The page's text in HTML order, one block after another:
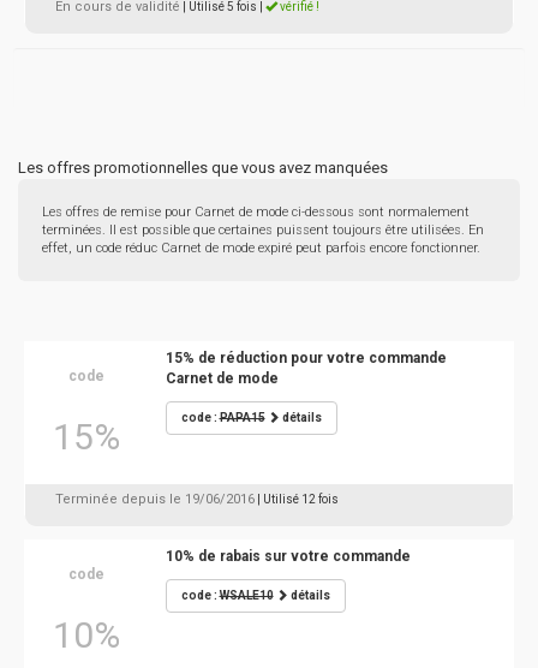
En cours de validité | Utilisé 5 fois vérifié !
Les offres promotionnelles que vous avez manquées
Les offres de remise pour Carnet de mode ci-dessous sont normalement
terminées. Il est possible que certaines puissent toujours être utilisées. En
effet, un code réduc Carnet de mode expiré peut parfois encore fonctionner.
code
15%
15% de réduction pour votre commande
Carnet de mode
code :PAPA15 détails
Terminée depuis le 19/06/2016 | Utilisé 12 fois
code
10%
10% de rabais sur votre commande
code :WSALE10 détails